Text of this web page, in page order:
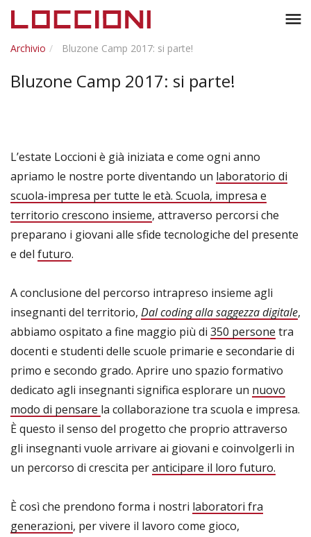
menu
Archivio Bluzone Camp 2017: si parte!
Bluzone Camp 2017: si parte!
L’estate Loccioni è già iniziata e come ogni anno
apriamo le nostre porte diventando un laboratorio di
scuola-impresa per tutte le età. Scuola, impresa e
territorio crescono insieme, attraverso percorsi che
preparano i giovani alle sfide tecnologiche del presente
e del futuro.
A conclusione del percorso intrapreso insieme agli
insegnanti del territorio, Dal coding alla saggezza digitale,
abbiamo ospitato a fine maggio più di 350 persone tra
docenti e studenti delle scuole primarie e secondarie di
primo e secondo grado. Aprire uno spazio formativo
dedicato agli insegnanti significa esplorare un nuovo
modo di pensare la collaborazione tra scuola e impresa.
È questo il senso del progetto che proprio attraverso
gli insegnanti vuole arrivare ai giovani e coinvolgerli in
un percorso di crescita peranticipare il loro futuro.
È così che prendono forma i nostri laboratori fra
generazioni, per vivere il lavoro come gioco,